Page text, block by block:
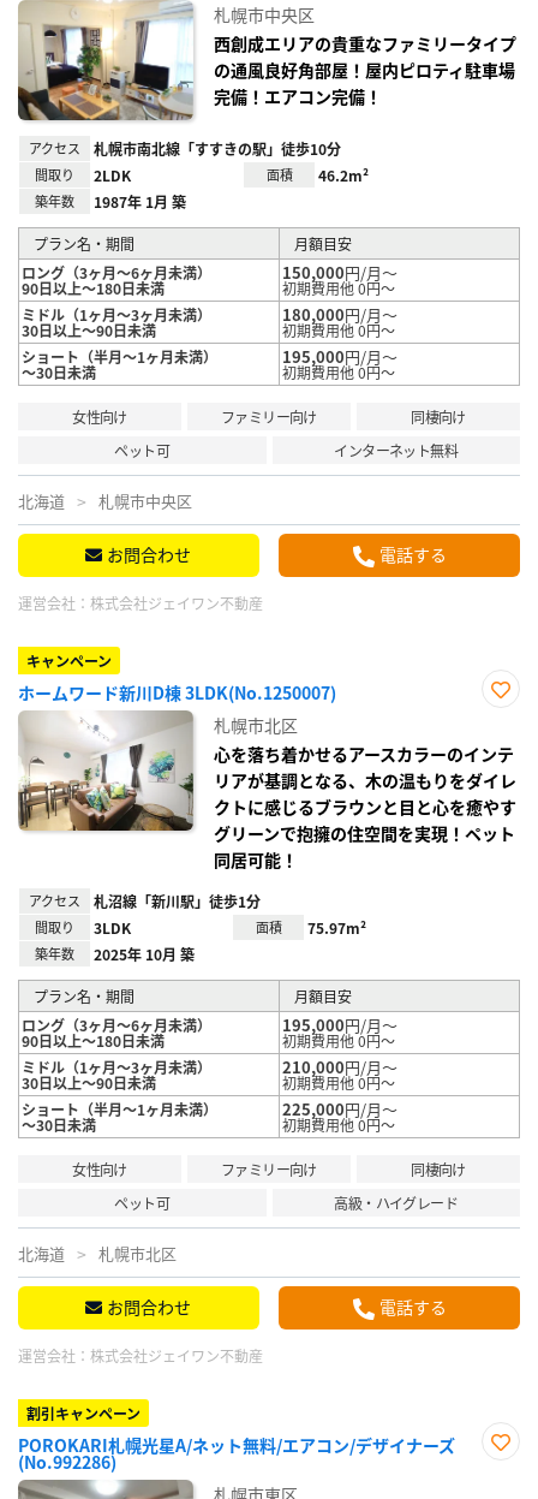
り登
録
札幌市中央区
西創成エリアの貴重なファミリータイプ
の通風良好角部屋！屋内ピロティ駐車場
完備！エアコン完備！
アクセス 札幌市南北線「すすきの駅」徒歩10分
間取り 2LDK 面積 46.2m²
築年数 1987年 1月 築
プラン名・期間
月額目安
ロング（3ヶ月～6ヶ月未満）
90日以上～180日未満
150,000円/月～
初期費用他 0円～
ミドル（1ヶ月～3ヶ月未満）
30日以上～90日未満
180,000円/月～
初期費用他 0円～
ショート（半月～1ヶ月未満）
～30日未満
195,000円/月～
初期費用他 0円～
女性向け ファミリー向け
同棲向け
ペット可
インターネット無料
北海道 札幌市中央区
お問合わせ 電話する
運営会社： 株式会社ジェイワン不動産
キャンペーン
ホームワード新川D棟 3LDK(No.1250007)
り登
録
札幌市北区
心を落ち着かせるアースカラーのインテ
リアが基調となる、木の温もりをダイレ
クトに感じるブラウンと目と心を癒やす
グリーンで抱擁の住空間を実現！ペット
同居可能！
アクセス 札沼線「新川駅」徒歩1分
間取り 3LDK 面積 75.97m²
築年数 2025年 10月 築
プラン名・期間
月額目安
ロング（3ヶ月～6ヶ月未満）
90日以上～180日未満
195,000円/月～
初期費用他 0円～
ミドル（1ヶ月～3ヶ月未満）
30日以上～90日未満
210,000円/月～
初期費用他 0円～
ショート（半月～1ヶ月未満）
～30日未満
225,000円/月～
初期費用他 0円～
女性向け ファミリー向け
同棲向け
ペット可
高級・ハイグレード
北海道 札幌市北区
お問合わせ 電話する
運営会社： 株式会社ジェイワン不動産
割引キャンペーン
POROKARI札幌光星A/ネット無料/エアコン/デザイナーズ
(No.992286)